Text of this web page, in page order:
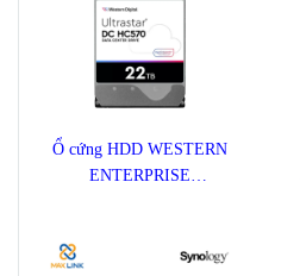
Ổ cứng HDD WESTERN
ENTERPRISE